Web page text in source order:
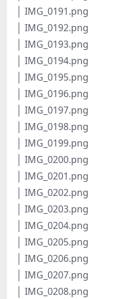
│ IMG_0191.png
│ IMG_0192.png
│ IMG_0193.png
│ IMG_0194.png
│ IMG_0195.png
│ IMG_0196.png
│ IMG_0197.png
│ IMG_0198.png
│ IMG_0199.png
│ IMG_0200.png
│ IMG_0201.png
│ IMG_0202.png
│ IMG_0203.png
│ IMG_0204.png
│ IMG_0205.png
│ IMG_0206.png
│ IMG_0207.png
│ IMG_0208.png